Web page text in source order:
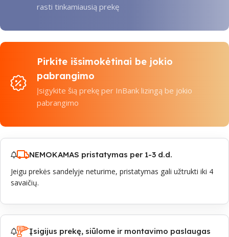
rasti tinkamiausią prekę
Pirkite išsimokėtinai be jokio
pabrangimo
Įsigykite šią prekę per InBank lizingą be jokio
pabrangimo
NEMOKAMAS pristatymas per 1-3 d.d.
Jeigu prekės sandelyje neturime, pristatymas gali užtrukti iki 4
savaičių.
Įsigijus prekę, siūlome ir montavimo paslaugas